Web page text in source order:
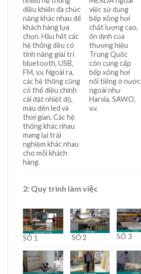
điều khiển đa chức
năng khác nhau để
khách hàng lựa
chọn. Hầu hết các
hệ thống đều có
tính năng giải trí
bluetooth, USB,
FM, v.v. Ngoài ra,
các hệ thống cũng
có thể điều chỉnh
cài đặt nhiệt độ,
màu đèn led và
thời gian. Các hệ
thống khác nhau
mang lại trải
nghiệm khác nhau
cho mỗi khách
hàng.
việc sử dụng
bếp xông hơi
chất lượng cao,
ổn định của
thương hiệu
Trung Quốc
còn cung cấp
bếp xông hơi
nổi tiếng ở nước
ngoài như
Harvia, SAWO,
v.v.
2: Quy trình làm việc
SỐ 1 SỐ 2 SỐ 3